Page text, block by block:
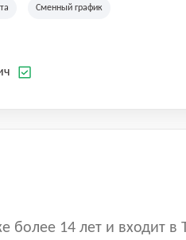
Сменный график
более 14 лет и входит в